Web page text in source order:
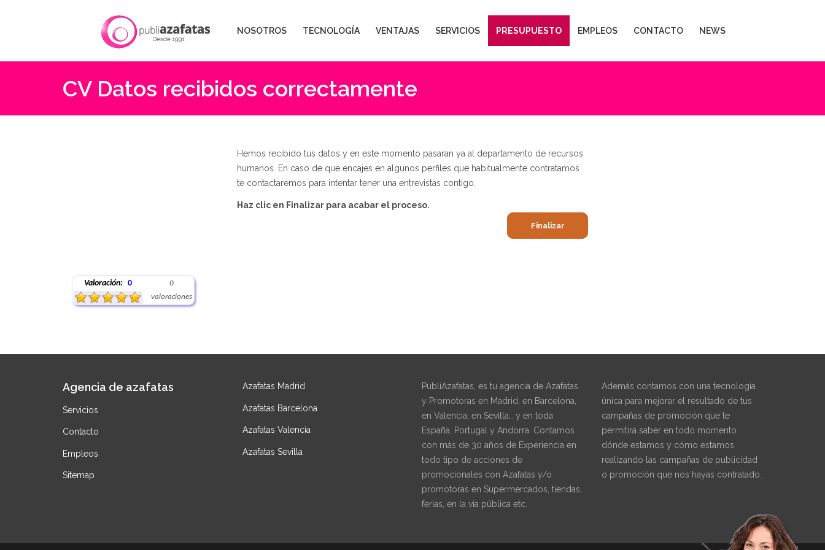
NOSOTROS TECNOLOGÍA VENTAJAS SERVICIOS PRESUPUESTO EMPLEOS CONTACTO NEWS
CV Datos recibidos correctamente
Hemos recibido tus datos y en este momento pasaran ya al departamento de recursos
humanos. En caso de que encajes en algunos perfiles que habitualmente contratamos
te contactaremos para intentar tener una entrevistas contigo.
Haz clic en Finalizar para acabar el proceso.
Finalizar
Valoración: 0
0
valoraciones
Agencia de azafatas
Servicios
Contacto
Empleos
Sitemap
Azafatas Madrid
Azafatas Barcelona
Azafatas Valencia
Azafatas Sevilla
PubliAzafatas, es tu agencia de Azafatas
y Promotoras en Madrid, en Barcelona,
en Valencia, en Sevilla… y en toda
España, Portugal y Andorra. Contamos
con más de 30 años de Experiencia en
todo tipo de acciones de
promocionales con Azafatas y/o
promotoras en Supermercados, tiendas,
ferias, en la vía pública etc.
Además contamos con una tecnología
única para mejorar el resultado de tus
campañas de promoción que te
permitirá saber en todo momento
dónde estamos y cómo estamos
realizando las campañas de publicidad
o promoción que nos hayas contratado.